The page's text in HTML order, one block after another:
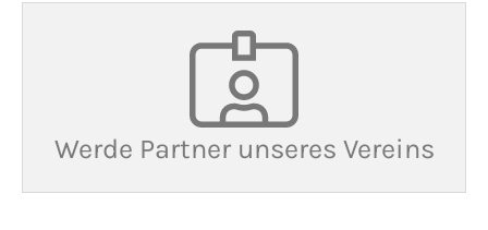
Werde Partner unseres Vereins